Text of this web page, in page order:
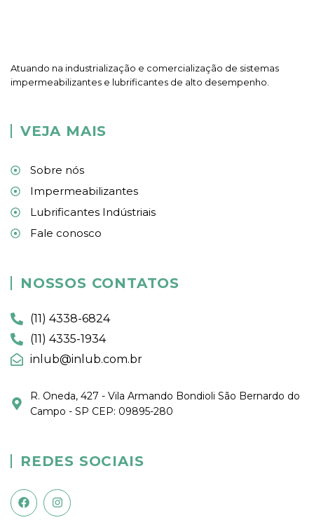
Atuando na industrialização e comercialização de sistemas
impermeabilizantes e lubrificantes de alto desempenho.
VEJA MAIS
Sobre nós
Impermeabilizantes
Lubrificantes Indústriais
Fale conosco
NOSSOS CONTATOS
(11) 4338-6824
(11) 4335-1934
inlub@inlub.com.br
R. Oneda, 427 - Vila Armando Bondioli São Bernardo do
Campo - SP CEP: 09895-280
REDES SOCIAIS